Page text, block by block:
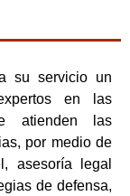
su servicio un
en las
atienden las
por medio de
asesoría legal
de defensa,